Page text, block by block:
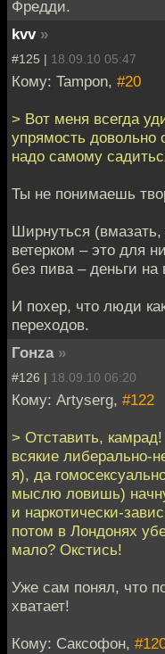
Фредди.
kvv »
#125 | 18.09.10 05:47
Кому: Tampon, #20
> Вот меня всегда
упрямость довольно
надо самому
Ты не понимаешь
Ширнуться (вмазать,
ветерком – это для
без пива – деньги на
И похер, что люди
переходов.
Гонzа »
#126 | 18.09.10 06:20
Кому: Artyserg, #122
> Отставить,
всякие либерально-
я), да
мыслю ловишь)
и наркотически-
потом в Лондонях
мало? Окстись!
Уже сам понял, что
хватает!
Кому: Саксофон,